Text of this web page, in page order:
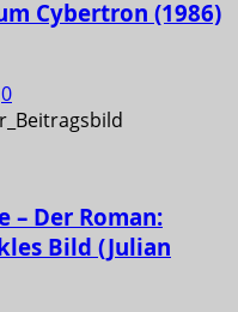
Cybertron (1986)
0
– Der Roman:
Bild (Julian